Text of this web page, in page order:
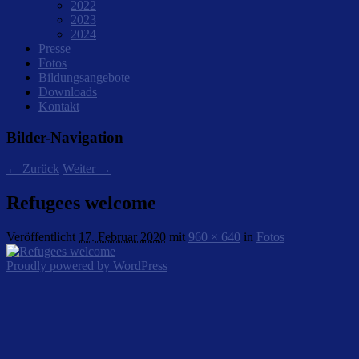
2022
2023
2024
Presse
Fotos
Bildungsangebote
Downloads
Kontakt
Bilder-Navigation
← Zurück Weiter →
Refugees welcome
Veröffentlicht 17. Februar 2020 mit 960 × 640 in Fotos
Proudly powered by WordPress